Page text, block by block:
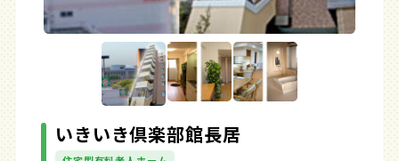
いきいき倶楽部館長居